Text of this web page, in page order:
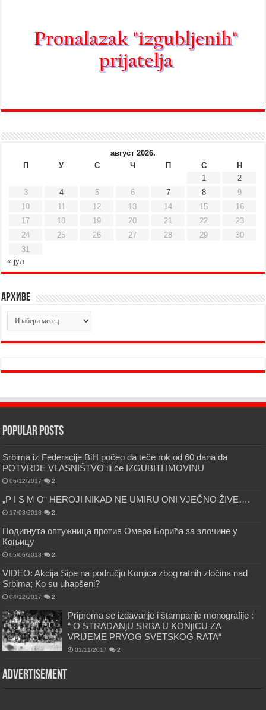
август 2026.
П
У С Ч П С
Н
1
2
3
4 5 6 7 8
9
10
11 12 13 14 15
16
17
18 19 20 21 22
23
24
25 26 27 28 29
30
31
« јул
Архиве
Архиве
Popular Posts
Srbima iz Federacije BiH počeo da teče rok od 60 dana da
POTVRDE VLASNIŠTVO ili će IZGUBITI IMOVINU
06/12/2017 2
„P I S M O“ HEROJI NIKAD NE UMIRU ONI VJEČNO ŽIVE….
17/03/2018 2
Подигнута оптужница против Омера Борића за злочине у
Коњицу
05/06/2018 2
VIDEO: Akcija Sipe na području Konjica zbog ratnih zločina nad
Srbima; Ko su uhapšeni?
04/12/2017 2
Priprema se izdavanje i štampanje monografije :
“ O STRADANjU SRBA U KONjICU ZA
VRIJEME PRVOG SVETSKOG RATA“
01/11/2017 2
Advertisement